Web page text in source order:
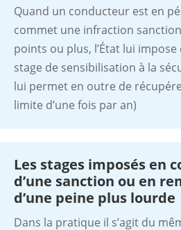
Quand un conducteur est en
commet une infraction
points ou plus, l’État lui
stage de sensibilisation à la
lui permet en outre de
limite d’une fois par an)
Les stages imposés en
d’une sanction ou en
d’une peine plus lourde
Dans la pratique il s’agit du